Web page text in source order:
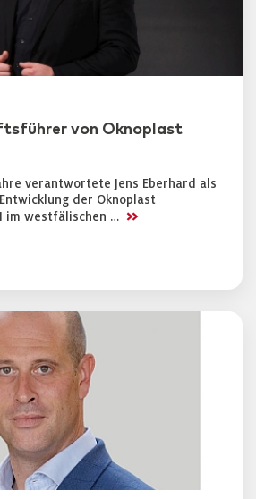
von Oknoplast
verantwortete Jens Eberhard als
der Oknoplast
im westfälischen … >>